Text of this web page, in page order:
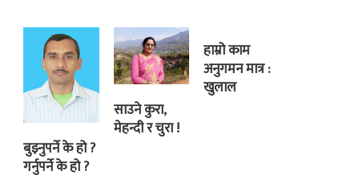
बुझ्नुपर्ने के हो ?
गर्नुपर्ने के हो ?
साउने कुरा,
मेहन्दी र चुरा !
हाम्रो काम
अनुगमन मात्र :
खुलाल